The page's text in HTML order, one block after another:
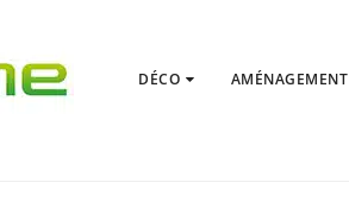
DÉCO AMÉNAGEMENT